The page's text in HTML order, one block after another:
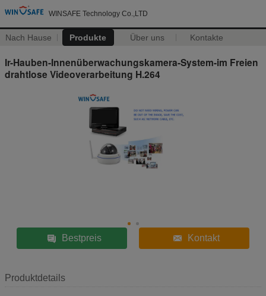
WINSAFE Technology Co.,LTD
Nach Hause Produkte Über uns Kontakte
Ir-Hauben-Innenüberwachungskamera-System-im Freien
drahtlose Videoverarbeitung H.264
Bestpreis Kontakt
Produktdetails